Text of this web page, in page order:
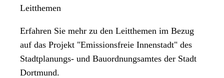
Leitthemen
Erfahren Sie mehr zu den Leitthemen im Bezug
auf das Projekt "Emissionsfreie Innenstadt" des
Stadtplanungs- und Bauordnungsamtes der Stadt
Dortmund.